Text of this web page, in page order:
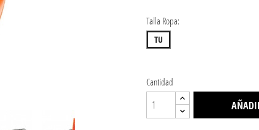
Talla Ropa:
TU
Cantidad